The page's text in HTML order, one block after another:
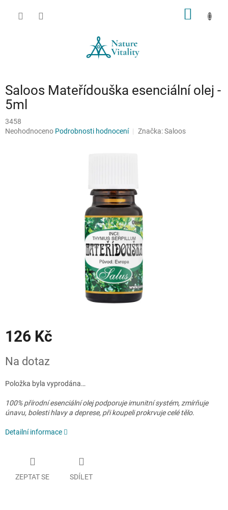
Saloos Mateřídouška esenciální olej -
5ml
3458
Průměrné
Neohodnoceno Podrobnosti hodnocení Značka:Saloos
126 Kč
cena:
Na dotaz
Položka byla vyprodána…
100% přírodní esenciální olej podporuje imunitní systém, zmírňuje
únavu, bolesti hlavy a deprese, při koupeli prokrvuje celé tělo.
Detailní informace
ZEPTAT SE SDÍLET